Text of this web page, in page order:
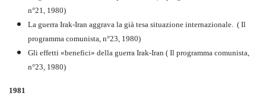
n°21, 1980)
La guerra Irak-Iran aggrava la già tesa situazione internazionale. ( Il
programma comunista, n°23, 1980)
Gli effetti «benefici» della guerra Irak-Iran ( Il programma comunista,
n°23, 1980)
1981